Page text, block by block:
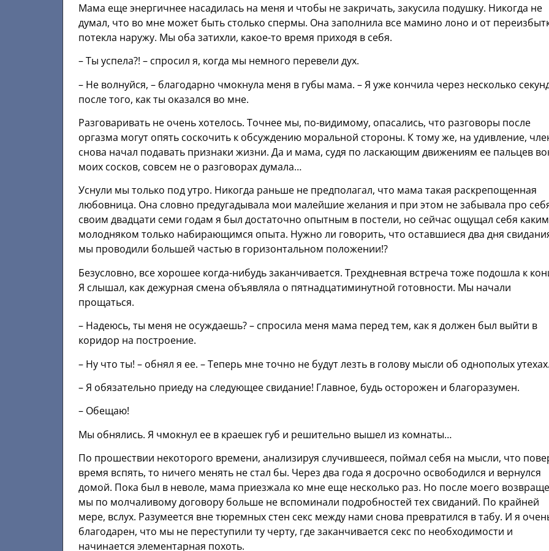
Мама еще энергичнее насадилась на меня и чтобы не закричать, закусила подушку. Никогда не
думал, что во мне может быть столько спермы. Она заполнила все мамино лоно и от
потекла наружу. Мы оба затихли, какое-то время приходя в себя.
– Ты успела?! – спросил я, когда мы немного перевели дух.
– Не волнуйся, – благодарно чмокнула меня в губы мама. – Я уже кончила через несколько
после того, как ты оказался во мне.
Разговаривать не очень хотелось. Точнее мы, по-видимому, опасались, что разговоры после
оргазма могут опять соскочить к обсуждению моральной стороны. К тому же, на удивление,
снова начал подавать признаки жизни. Да и мама, судя по ласкающим движениям ее пальцев
моих сосков, совсем не о разговорах думала…
Уснули мы только под утро. Никогда раньше не предполагал, что мама такая раскрепощенная
любовница. Она словно предугадывала мои малейшие желания и при этом не забывала про
своим двадцати семи годам я был достаточно опытным в постели, но сейчас ощущал себя
молодняком только набирающимся опыта. Нужно ли говорить, что оставшиеся два дня
мы проводили большей частью в горизонтальном положении!?
Безусловно, все хорошее когда-нибудь заканчивается. Трехдневная встреча тоже подошла к
Я слышал, как дежурная смена объявляла о пятнадцатиминутной готовности. Мы начали
прощаться.
– Надеюсь, ты меня не осуждаешь? – спросила меня мама перед тем, как я должен был выйти в
коридор на построение.
– Ну что ты! – обнял я ее. – Теперь мне точно не будут лезть в голову мысли об однополых утехах.
– Я обязательно приеду на следующее свидание! Главное, будь осторожен и благоразумен.
– Обещаю!
Мы обнялись. Я чмокнул ее в краешек губ и решительно вышел из комнаты…
По прошествии некоторого времени, анализируя случившееся, поймал себя на мысли, что
время вспять, то ничего менять не стал бы. Через два года я досрочно освободился и вернулся
домой. Пока был в неволе, мама приезжала ко мне еще несколько раз. Но после моего
мы по молчаливому договору больше не вспоминали подробностей тех свиданий. По крайней
мере, вслух. Разумеется вне тюремных стен секс между нами снова превратился в табу. И я
благодарен, что мы не переступили ту черту, где заканчивается секс по необходимости и
начинается элементарная похоть.